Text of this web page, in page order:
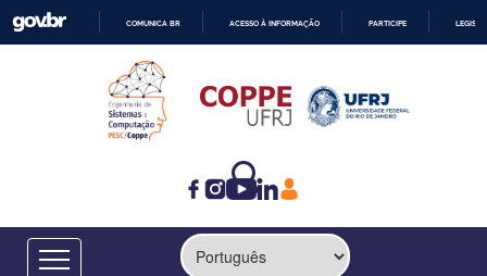
CONTEÚDO
COMUNICA BR ACESSO À INFORMAÇÃO PARTICIPE